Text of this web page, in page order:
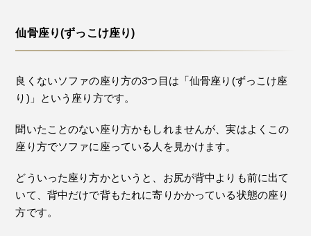
仙骨座り(ずっこけ座り)
良くないソファの座り方の3つ目は「仙骨座り(ずっこけ座
り)」という座り方です。
聞いたことのない座り方かもしれませんが、実はよくこの
座り方でソファに座っている人を見かけます。
どういった座り方かというと、お尻が背中よりも前に出て
いて、背中だけで背もたれに寄りかかっている状態の座り
方です。